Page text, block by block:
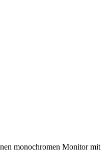
monochromen Monitor mit